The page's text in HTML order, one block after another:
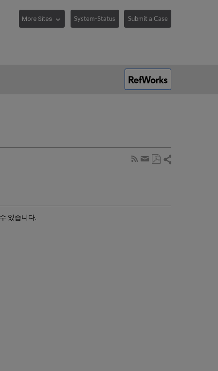
System-Status Submit a Case
Subscribe
Share
있습니다.